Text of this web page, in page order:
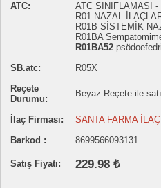
ATC:
ATC SINIFLAMASI -
R01 NAZAL
R01B SİSTEMİK
R01BA
R01BA52
SB.atc:
R05X
Reçete
Durumu:
Beyaz Reçete ile
İlaç Firması:
SANTA FARMA
Barkod :
8699566093131
Satış Fiyatı: 229.98 ₺